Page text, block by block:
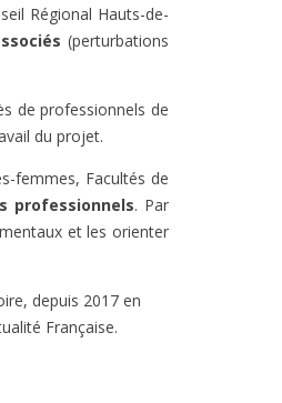
Régional Hauts-de-
(perturbations
de professionnels de
du projet.
femmes, Facultés de
professionnels. Par
et les orienter
depuis 2017 en
Française.